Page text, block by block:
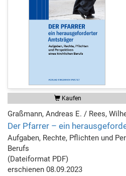
Kaufen
Graßmann, Andreas E. / Rees,
Der Pfarrer – ein
Aufgaben, Rechte, Pflichten und
Berufs
(Dateiformat PDF)
erschienen 08.09.2023